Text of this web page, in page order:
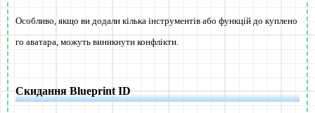
Особливо, якщо ви додали кілька інструментів або функцій до куплено
го аватара, можуть виникнути конфлікти.
Скидання Blueprint ID